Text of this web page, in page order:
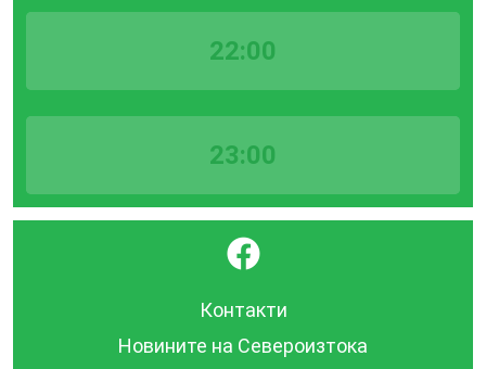
22:00
23:00
}
Контакти
Новините на Североизтока